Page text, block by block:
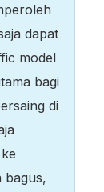
dapat
model
bagi
di
bagus,